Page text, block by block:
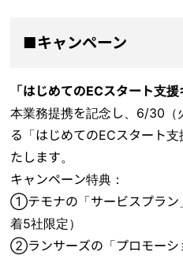
■キャンペーン
「はじめてのECスタート支援
本業務提携を記念し、6/30（
る「はじめてのECスタート
たします。
キャンペーン特典：
①テモナの「サービスプラ
着5社限定）
②ランサーズの「プロモー